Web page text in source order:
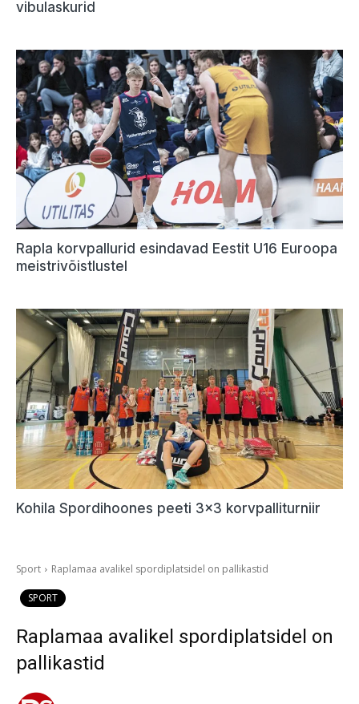
vibulaskurid
Rapla korvpallurid esindavad Eestit U16 Euroopa
meistrivõistlustel
Kohila Spordihoones peeti 3×3 korvpalliturniir